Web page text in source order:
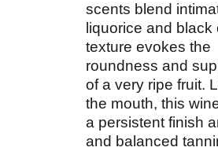
scents blend
liquorice and black
texture evokes the
roundness and
of a very ripe fruit.
the mouth, this
a persistent finish
and balanced